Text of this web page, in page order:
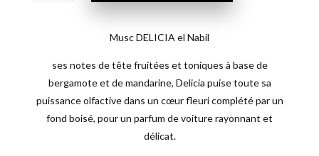
VOITURE-
NABIL
Musc DELICIA el Nabil
ses notes de tête fruitées et toniques à base de
bergamote et de mandarine, Delicia puise toute sa
puissance olfactive dans un cœur fleuri complété par un
fond boisé, pour un parfum de voiture rayonnant et
délicat.